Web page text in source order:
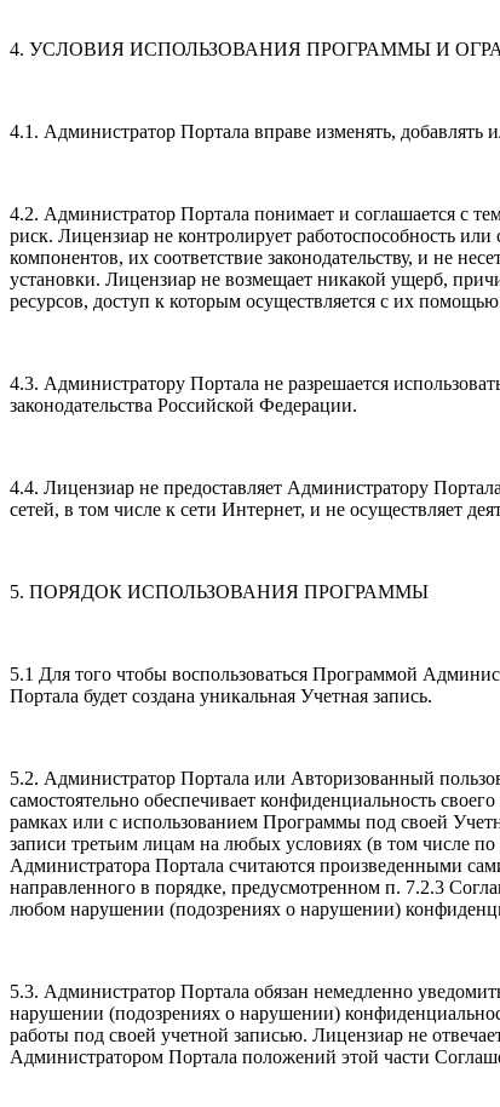
4. УСЛОВИЯ ИСПОЛЬЗОВАНИЯ ПРОГРАММЫ И
4.1. Администратор Портала вправе изменять, добавлять
4.2. Администратор Портала понимает и соглашается с
риск. Лицензиар не контролирует работоспособность
компонентов, их соответствие законодательству, и не
установки. Лицензиар не возмещает никакой ущерб,
ресурсов, доступ к которым осуществляется с их
4.3. Администратору Портала не разрешается
законодательства Российской Федерации.
4.4. Лицензиар не предоставляет Администратору
сетей, в том числе к сети Интернет, и не осуществляет
5. ПОРЯДОК ИСПОЛЬЗОВАНИЯ ПРОГРАММЫ
5.1 Для того чтобы воспользоваться Программой
Портала будет создана уникальная Учетная запись.
5.2. Администратор Портала или Авторизованный
самостоятельно обеспечивает конфиденциальность
рамках или с использованием Программы под своей
записи третьим лицам на любых условиях (в том числе
Администратора Портала считаются произведенными
направленного в порядке, предусмотренном п. 7.2.3
любом нарушении (подозрениях о нарушении)
5.3. Администратор Портала обязан немедленно
нарушении (подозрениях о нарушении)
работы под своей учетной записью. Лицензиар не
Администратором Портала положений этой части